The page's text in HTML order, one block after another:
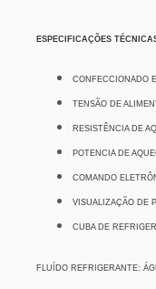
ESPECIFICAÇÕES
CONFECCIONADO
TENSÃO DE
RESISTÊNCIA DE
POTENCIA DE
COMANDO
VISUALIZAÇÃO DE
CUBA DE
FLUÍDO REFRIGERANTE: